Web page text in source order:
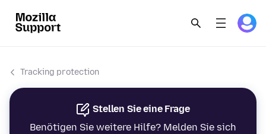
Tracking protection
Stellen Sie eine Frage
Benötigen Sie weitere Hilfe? Melden Sie sich